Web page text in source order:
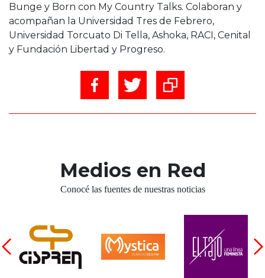
Bunge y Born con My Country Talks. Colaboran y
acompañan la Universidad Tres de Febrero,
Universidad Torcuato Di Tella, Ashoka, RACI, Cenital
y Fundación Libertad y Progreso.
Medios en Red
Conocé las fuentes de nuestras noticias